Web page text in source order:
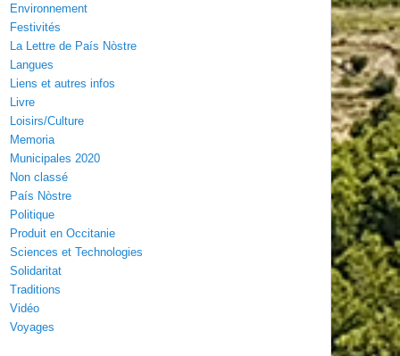
Environnement
Festivités
La Lettre de País Nòstre
Langues
Liens et autres infos
Livre
Loisirs/Culture
Memoria
Municipales 2020
Non classé
País Nòstre
Politique
Produit en Occitanie
Sciences et Technologies
Solidaritat
Traditions
Vidéo
Voyages